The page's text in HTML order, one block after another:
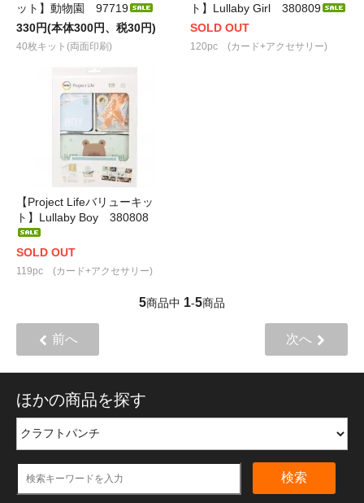
ット】動物園 97719
330円(本体300円、税30円)
40枚キット(両面印刷)
ト】Lullaby Girl 380809
SOLD OUT
120pc (カード+アクセサリー)
【Project Lifeバリューキッ
ト】Lullaby Boy 380808
SOLD OUT
119pc (カード+アクセサリー)
5商品中 1-5商品
前へ 次へ
ほかの商品を探す
検索